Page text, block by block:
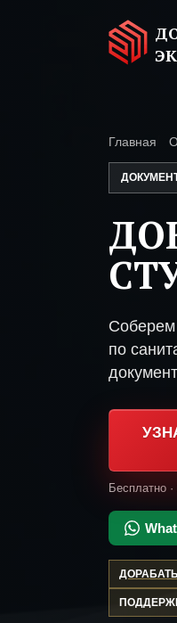
Главная
Соберем
по
Бесплатно